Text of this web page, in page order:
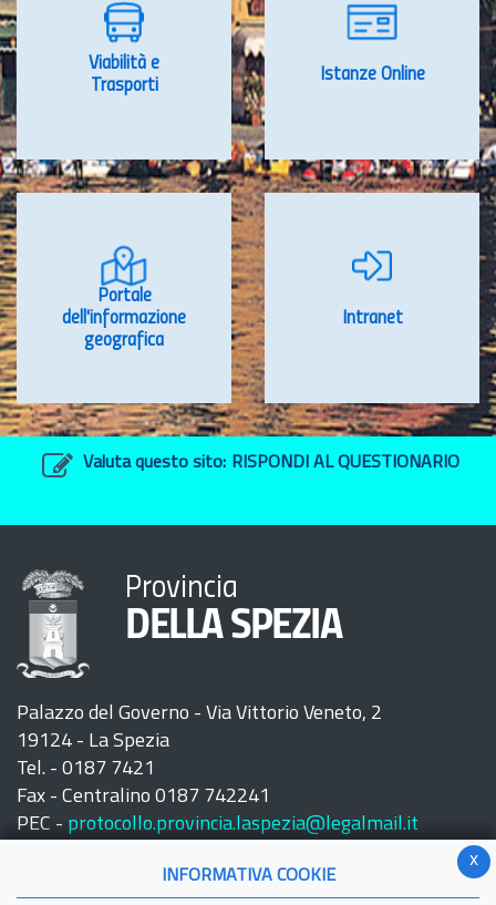
Viabilità e
Trasporti
Istanze Online
Portale
dell'informazione
geografica
Intranet
Valuta questo sito: RISPONDI AL QUESTIONARIO
Provincia
DELLA SPEZIA
Palazzo del Governo - Via Vittorio Veneto, 2
19124 - La Spezia
Tel. - 0187 7421
Fax - Centralino 0187 742241
PEC - protocollo.provincia.laspezia@legalmail.it
x
INFORMATIVA COOKIE